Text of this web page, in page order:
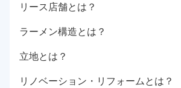
リース店舗とは？
ラーメン構造とは？
立地とは？
リノベーション・リフォームとは？